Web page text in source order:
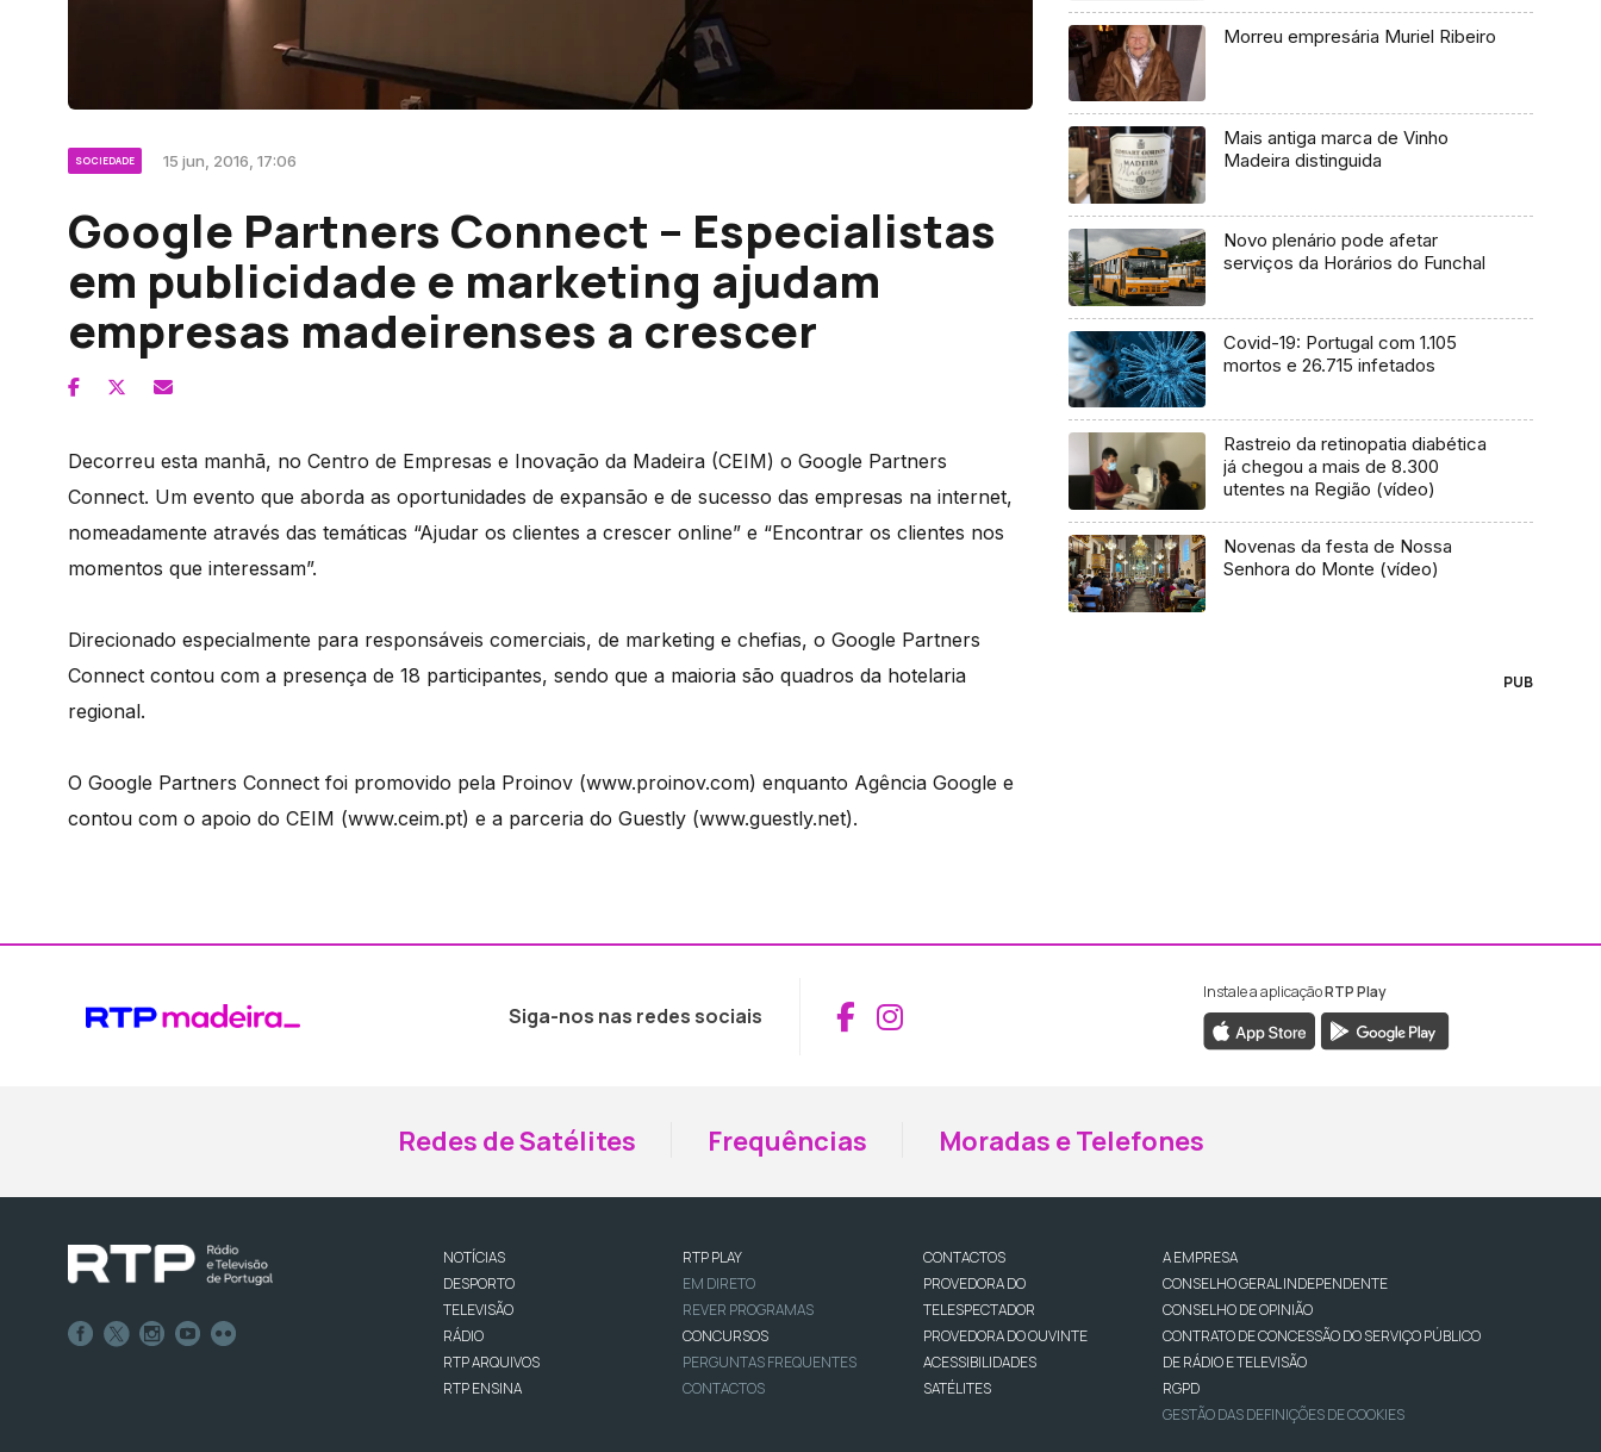
SOCIEDADE 15 jun, 2016, 17:06
Google Partners Connect – Especialistas
em publicidade e marketing ajudam
empresas madeirenses a crescer
Decorreu esta manhã, no Centro de Empresas e Inovação da Madeira (CEIM) o Google Partners
Connect. Um evento que aborda as oportunidades de expansão e de sucesso das empresas na internet,
nomeadamente através das temáticas “Ajudar os clientes a crescer online” e “Encontrar os clientes nos
momentos que interessam”.
Direcionado especialmente para responsáveis comerciais, de marketing e chefias, o Google Partners
Connect contou com a presença de 18 participantes, sendo que a maioria são quadros da hotelaria
regional.
O Google Partners Connect foi promovido pela Proinov (www.proinov.com) enquanto Agência Google e
contou com o apoio do CEIM (www.ceim.pt) e a parceria do Guestly (www.guestly.net).
Morreu empresária Muriel Ribeiro
Mais antiga marca de Vinho
Madeira distinguida
Novo plenário pode afetar
serviços da Horários do Funchal
Covid-19: Portugal com 1.105
mortos e 26.715 infetados
Rastreio da retinopatia diabética
já chegou a mais de 8.300
utentes na Região (vídeo)
Novenas da festa de Nossa
Senhora do Monte (vídeo)
PUB
Siga-nos nas redes sociais Aceder ao Facebook da RTP Madeira
Aceder ao Instagram da RTP Madeira
Instale a aplicaçãoRTP Play
Redes de Satélites Frequências Moradas e Telefones
NOTÍCIAS
DESPORTO
TELEVISÃO
RÁDIO
RTP ARQUIVOS
RTP ENSINA
RTP PLAY
EM DIRETO
REVER PROGRAMAS
CONCURSOS
PERGUNTAS FREQUENTES
CONTACTOS
CONTACTOS
PROVEDORA DO
TELESPECTADOR
PROVEDORA DO OUVINTE
ACESSIBILIDADES
SATÉLITES
A EMPRESA
CONSELHO GERAL INDEPENDENTE
CONSELHO DE OPINIÃO
CONTRATO DE CONCESSÃO DO SERVIÇO PÚBLICO
DE RÁDIO E TELEVISÃO
RGPD
GESTÃO DAS DEFINIÇÕES DE COOKIES